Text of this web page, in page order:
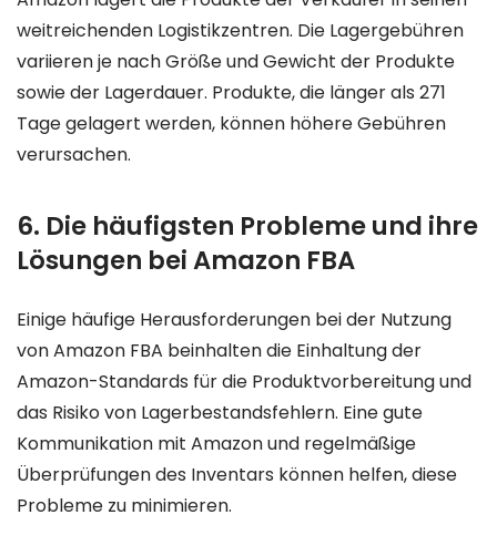
weitreichenden Logistikzentren. Die Lagergebühren
variieren je nach Größe und Gewicht der Produkte
sowie der Lagerdauer. Produkte, die länger als 271
Tage gelagert werden, können höhere Gebühren
verursachen.
6. Die häufigsten Probleme und ihre
Lösungen bei Amazon FBA
Einige häufige Herausforderungen bei der Nutzung
von Amazon FBA beinhalten die Einhaltung der
Amazon-Standards für die Produktvorbereitung und
das Risiko von Lagerbestandsfehlern. Eine gute
Kommunikation mit Amazon und regelmäßige
Überprüfungen des Inventars können helfen, diese
Probleme zu minimieren.